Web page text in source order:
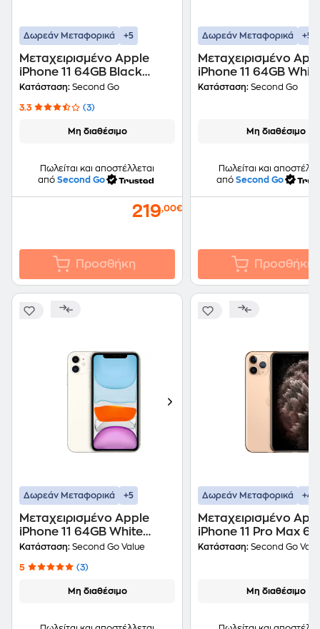
Δωρεάν Μεταφορικά +5
Μεταχειρισμένο Apple
iPhone 11 64GB Black
second go Certified by
Κατάσταση: Second Go
3.3 (3)
Μη διαθέσιμο
Πωλείται και αποστέλλεται
από Second Go
219,00€
Προσθήκη
Δωρεάν Μεταφορικά +5
Μεταχειρισμένο
iPhone 11 64GB
second go Certified
Κατάσταση: Second Go
Μη διαθέσιμο
Πωλείται και
από Second Go
Προσθήκη
Δωρεάν Μεταφορικά +5
Μεταχειρισμένο Apple
iPhone 11 64GB White
second go value Certified
Κατάσταση: Second Go Value
5 (3)
Μη διαθέσιμο
Δωρεάν Μεταφορικά +4
Μεταχειρισμένο
iPhone 11 Pro Max
Gold second go
Κατάσταση: Second Go
Μη διαθέσιμο